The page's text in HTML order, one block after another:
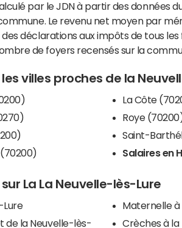
par le JDN à partir des données
Le revenu net moyen par
déclarations aux impôts de tous les
de foyers recensés sur la
villes proches de la
La Côte
Roye
Saint-
Salaires en
La La Neuvelle-lès-Lure
Lure
de la Neuvelle-lès-
Maternelle à